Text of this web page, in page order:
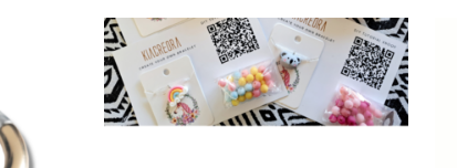
Dit product heeft meerdere variaties. Deze optie
Dit product